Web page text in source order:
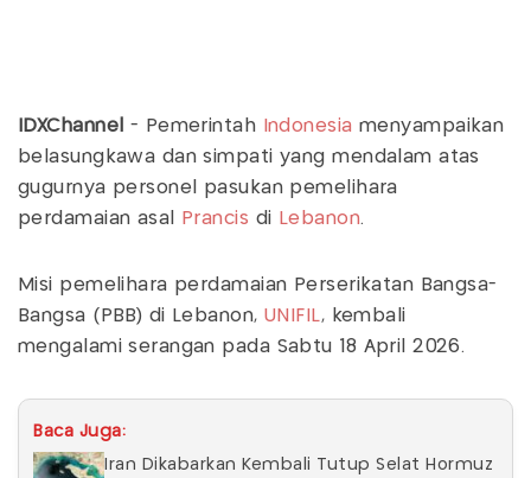
IDXChannel - Pemerintah Indonesia menyampaikan
belasungkawa dan simpati yang mendalam atas
gugurnya personel pasukan pemelihara
perdamaian asal
Prancis di Lebanon.
Misi pemelihara perdamaian Perserikatan Bangsa-
Bangsa (PBB) di Lebanon,UNIFIL , kembali
mengalami serangan pada Sabtu 18 April 2026.
Baca Juga:
Iran Dikabarkan Kembali Tutup Selat Hormuz